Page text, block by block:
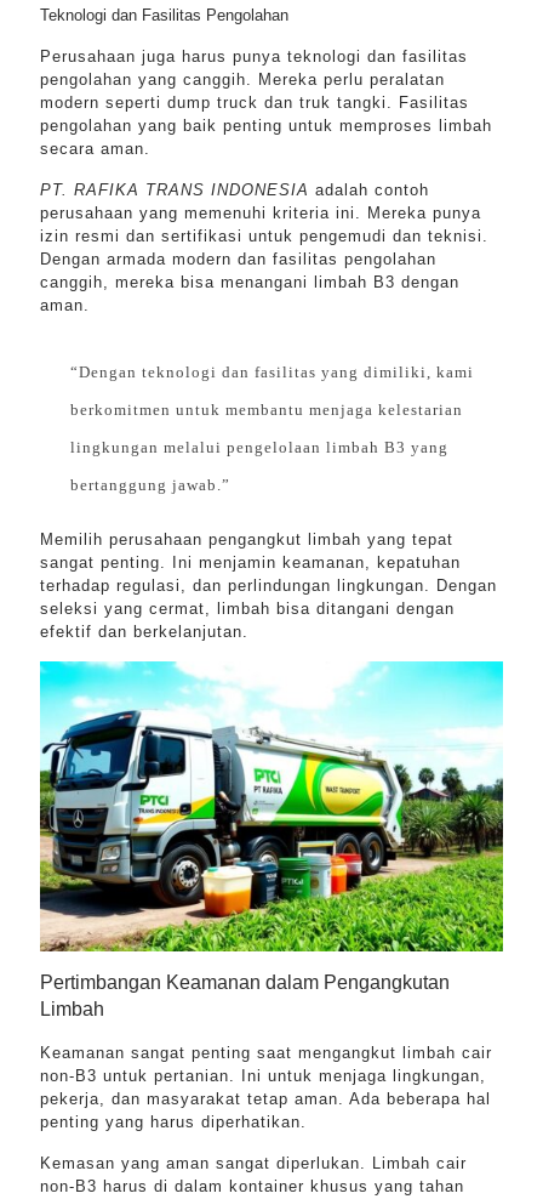
Teknologi dan Fasilitas Pengolahan
Perusahaan juga harus punya teknologi dan fasilitas
pengolahan yang canggih. Mereka perlu peralatan
modern seperti dump truck dan truk tangki. Fasilitas
pengolahan yang baik penting untuk memproses limbah
secara aman.
PT. RAFIKA TRANS INDONESIA adalah contoh
perusahaan yang memenuhi kriteria ini. Mereka punya
izin resmi dan sertifikasi untuk pengemudi dan teknisi.
Dengan armada modern dan fasilitas pengolahan
canggih, mereka bisa menangani limbah B3 dengan
aman.
“Dengan teknologi dan fasilitas yang dimiliki, kami
berkomitmen untuk membantu menjaga kelestarian
lingkungan melalui pengelolaan limbah B3 yang
bertanggung jawab.”
Memilih perusahaan pengangkut limbah yang tepat
sangat penting. Ini menjamin keamanan, kepatuhan
terhadap regulasi, dan perlindungan lingkungan. Dengan
seleksi yang cermat, limbah bisa ditangani dengan
efektif dan berkelanjutan.
Pertimbangan Keamanan dalam Pengangkutan
Limbah
Keamanan sangat penting saat mengangkut limbah cair
non-B3 untuk pertanian. Ini untuk menjaga lingkungan,
pekerja, dan masyarakat tetap aman. Ada beberapa hal
penting yang harus diperhatikan.
Kemasan yang aman sangat diperlukan. Limbah cair
non-B3 harus di dalam kontainer khusus yang tahan